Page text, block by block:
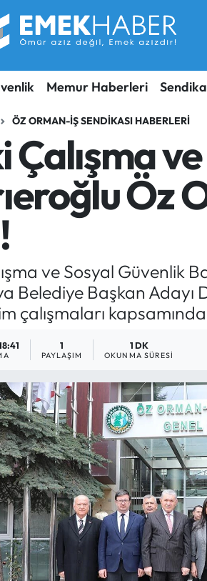
Memur Haberleri
ÖZ ORMAN-İŞ SENDIKASI HABERLERI
Çalışma
Öz
ve Sosyal Güvenlik
Belediye Başkan Adayı
çalışmaları
1
PAYLAŞIM
1 DK
OKUNMA SÜRESI
ve Fikstür